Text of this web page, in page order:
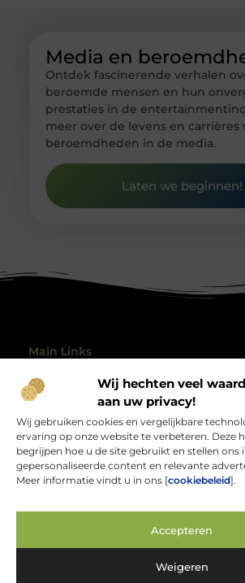
Wij hechten veel
aan uw privacy!
Wij gebruiken cookies en vergelijkbare
ervaring op onze website te verbeteren. Deze
begrijpen hoe u de site gebruikt en stellen ons
gepersonaliseerde content en relevante
Meer informatie vindt u in ons [cookiebeleid].
Accepteren
Weigeren
Media en
Ontdek fascinerende verhalen
beroemde mensen en hun
prestaties in de
meer over de levens en carrières
beroemdheden in de media.
Laten we beginnen!
Main Links
@2025 All Right Reserved.
www.rabocupnoorddrenthe.nl.
Bericht
Rabocupnoorddrenthe.nl – Jouw
en verrassend maakt.